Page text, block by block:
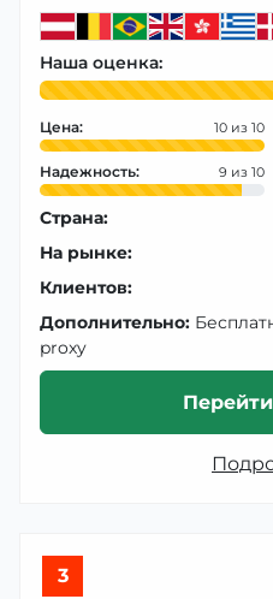
Наша оценка:
Цена: 10
Надежность: 9
Страна:
На рынке:
Клиентов:
Дополнительно:
proxy
3